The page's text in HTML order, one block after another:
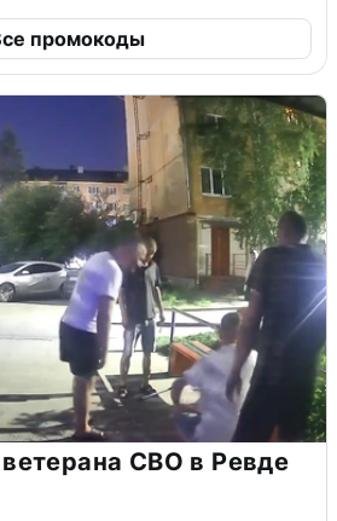
промокоды
СВО в Ревде